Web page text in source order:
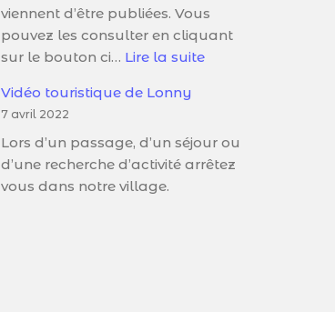
viennent d’être publiées. Vous
pouvez les consulter en cliquant
sur le bouton ci… Lire la suite
Vidéo touristique de Lonny
7 avril 2022
Lors d’un passage, d’un séjour ou
d’une recherche d’activité arrêtez
vous dans notre village.